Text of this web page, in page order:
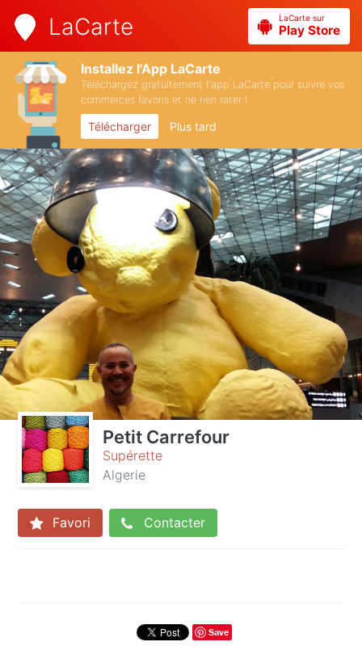
LaCarte LaCarte sur
Play Store
Installez l'App LaCarte
Téléchargez gratuitement l'app LaCarte pour suivre vos
commerces favoris et ne rien rater !
Télécharger Plus tard
Petit Carrefour
Supérette
Algerie
Favori Contacter
Save